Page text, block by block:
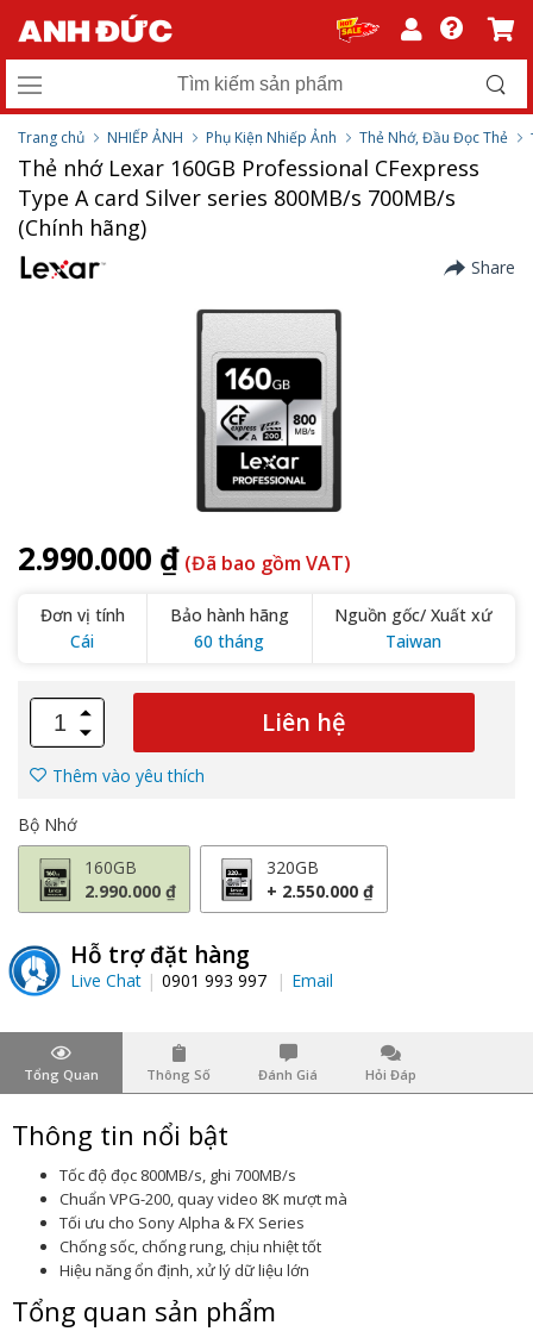
Trang chủ NHIẾP ẢNH Phụ Kiện Nhiếp Ảnh Thẻ Nhớ, Đầu Đọc Thẻ
Thẻ nhớ Lexar 160GB Professional CFexpress
Type A card Silver series 800MB/s 700MB/s
(Chính hãng)
Share
2.990.000 ₫ (Đã bao gồm VAT)
Đơn vị tính
Cái
Bảo hành hãng
60 tháng
Nguồn gốc/ Xuất xứ
Taiwan
Liên hệ
Thêm vào yêu thích
Bộ Nhớ
160GB
2.990.000 ₫
320GB
+ 2.550.000 ₫
Hỗ trợ đặt hàng
Live Chat 0901 993 997 Email
Tổng Quan Thông Số Đánh Giá Hỏi Đáp
Thông tin nổi bật
Tốc độ đọc 800MB/s, ghi 700MB/s
Chuẩn VPG-200, quay video 8K mượt mà
Tối ưu cho Sony Alpha & FX Series
Chống sốc, chống rung, chịu nhiệt tốt
Hiệu năng ổn định, xử lý dữ liệu lớn
Tổng quan sản phẩm